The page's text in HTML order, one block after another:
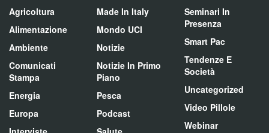
Agricoltura
Alimentazione
Ambiente
Comunicati
Stampa
Energia
Europa
Made In Italy
Mondo UCI
Notizie
Notizie In Primo
Piano
Pesca
Podcast
Seminari In
Presenza
Smart Pac
Tendenze E
Società
Uncategorized
Video Pillole
Webinar